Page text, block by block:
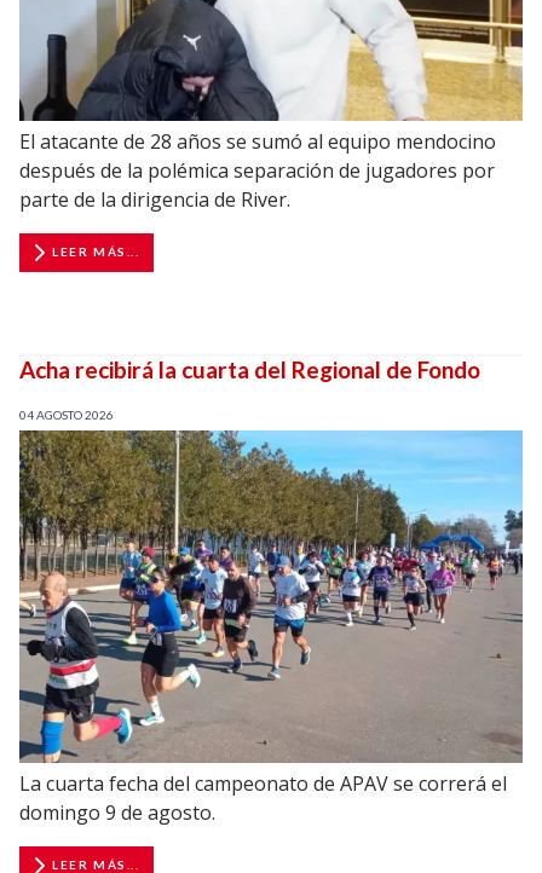
El atacante de 28 años se sumó al equipo mendocino
después de la polémica separación de jugadores por
parte de la dirigencia de River.
LEER MÁS...
Acha recibirá la cuarta del Regional de Fondo
04 AGOSTO 2026
La cuarta fecha del campeonato de APAV se correrá el
domingo 9 de agosto.
LEER MÁS...